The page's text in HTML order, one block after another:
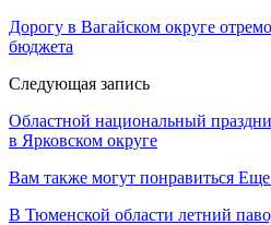
Дорогу в Вагайском округе
бюджета
Следующая запись
Областной национальный
в Ярковском округе
Вам также могут понравиться Еще
В Тюменской области летний